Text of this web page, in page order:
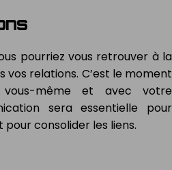
pourriez vous retrouver à la
vos relations. C’est le moment
même et avec votre
sera essentielle pour
consolider les liens.